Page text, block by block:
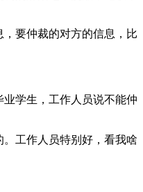
要仲裁的对方的信息，比
学生，工作人员说不能仲
工作人员特别好，看我啥